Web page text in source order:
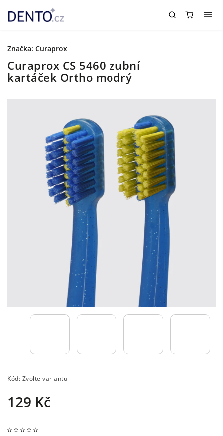
Curaprox CS 5460 zubní
kartáček Ortho modrý
Kód: Zvolte variantu
129 Kč
Značka: Curaprox